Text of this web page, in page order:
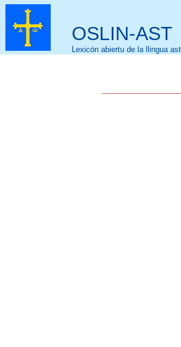
OSLIN-AST
Lexicón abiertu de la llingua